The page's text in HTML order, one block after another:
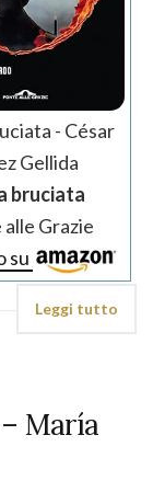
- César
Gellida
bruciata
alle Grazie
su
Leggi tutto
María